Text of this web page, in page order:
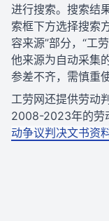
进行搜索。搜索结
索框下方选择搜索
容来源”部分，“工
他来源为自动采集
参差不齐，需慎重使
工劳网还提供劳动
2008-2023年的劳
动争议判决文书资